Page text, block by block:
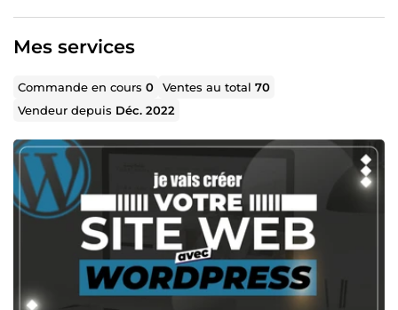
la conception de sites web & applications no code
l’automatisation de vos processus métier avec des
outils no code et IA ;
la création de visuels captivants (flyers, affiches,
bannières, miniatures, contenus e-commerce) ;
l’intégration d’IA dans vos solutions digitales pour
optimiser vos ventes, votre communication et vos
services ;
et bien plus encore.
Vous avez un projet digital ou créatif dans lequel nous
pouvons intervenir ? N’hésitez pas à nous contacter et à
passer vos commandes. Nous serons ravis de mettre
notre expertise à votre service pour vous aider à
Mes services
Commande en cours0 Ventes au total70
Vendeur depuis Déc. 2022